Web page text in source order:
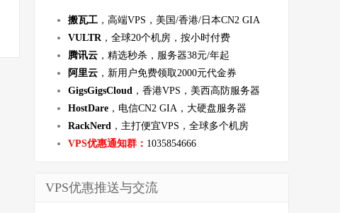
搬瓦工 ，高端VPS，美国/香港/日本CN2 GIA
VULTR ，全球20个机房，按小时付费
腾讯云 ，精选秒杀，服务器38元/年起
阿里云 ，新用户免费领取2000元代金券
GigsGigsCloud ，香港VPS，美西高防服务器
HostDare ，电信CN2 GIA，大硬盘服务器
RackNerd ，主打便宜VPS，全球多个机房
VPS优惠通知群： 1035854666
VPS优惠推送与交流